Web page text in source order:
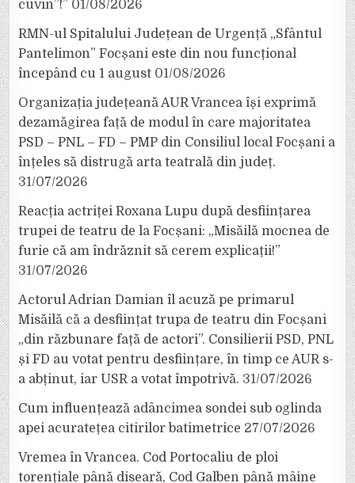
cuvin”!” 01/08/2026
RMN-ul Spitalului Județean de Urgență „Sfântul
Pantelimon” Focșani este din nou funcțional
începând cu 1 august 01/08/2026
Organizația județeană AUR Vrancea își exprimă
dezamăgirea față de modul în care majoritatea
PSD – PNL – FD – PMP din Consiliul local Focșani a
înțeles să distrugă arta teatrală din județ.
31/07/2026
Reacția actriței Roxana Lupu după desființarea
trupei de teatru de la Focșani: „Misăilă mocnea de
furie că am îndrăznit să cerem explicații!”
31/07/2026
Actorul Adrian Damian îl acuză pe primarul
Misăilă că a desființat trupa de teatru din Focșani
„din răzbunare față de actori”. Consilierii PSD, PNL
și FD au votat pentru desființare, în timp ce AUR s-
a abținut, iar USR a votat împotrivă. 31/07/2026
Cum influențează adâncimea sondei sub oglinda
apei acuratețea citirilor batimetrice 27/07/2026
Vremea în Vrancea. Cod Portocaliu de ploi
torențiale până diseară, Cod Galben până mâine